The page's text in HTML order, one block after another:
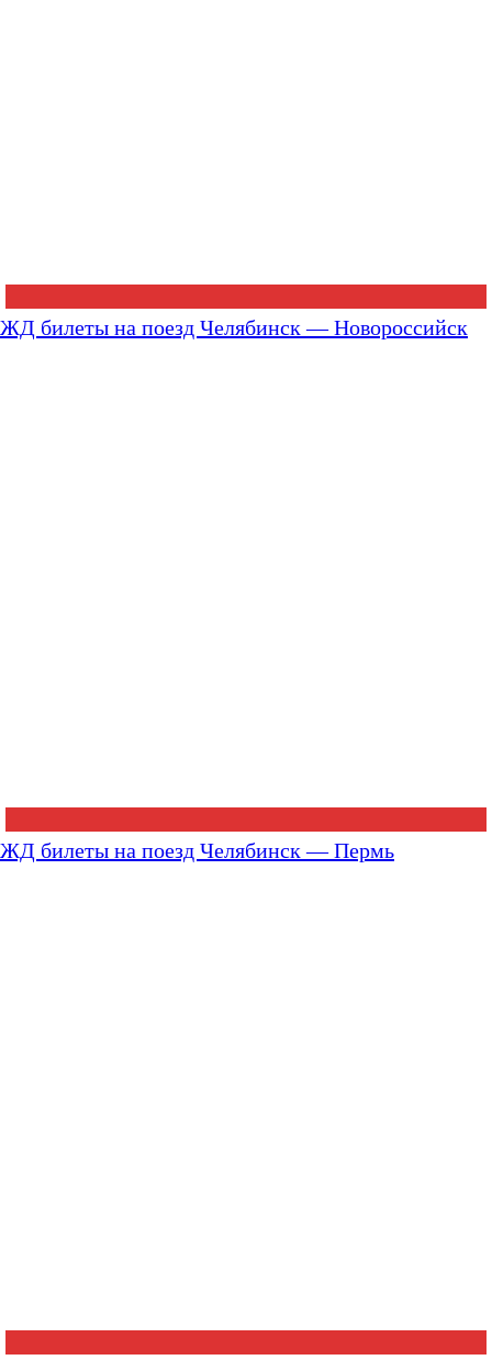
ЖД билеты на поезд Челябинск — Новороссийск
ЖД билеты на поезд Челябинск — Пермь